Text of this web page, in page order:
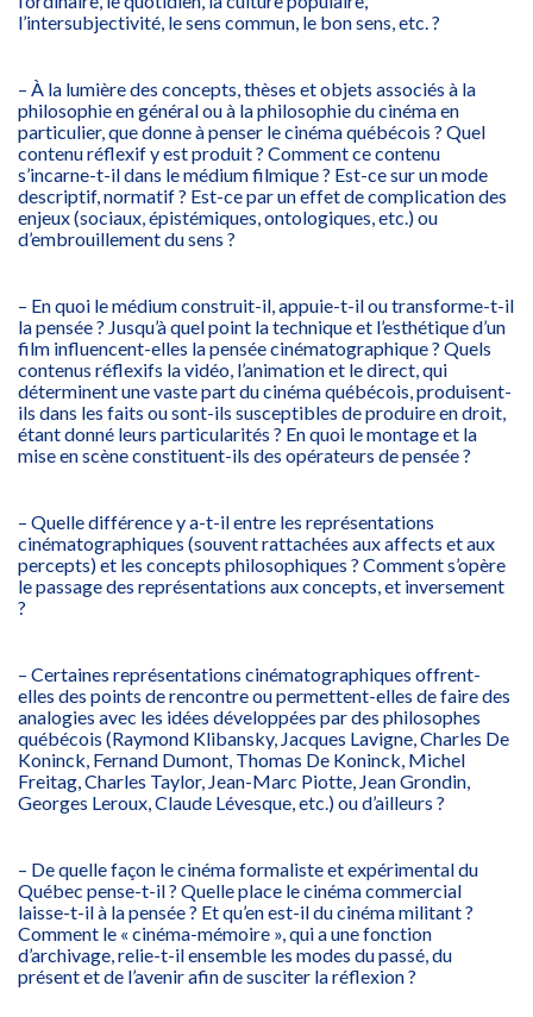
l’intersubjectivité, le sens commun, le bon sens, etc. ?
– À la lumière des concepts, thèses et objets associés à la
philosophie en général ou à la philosophie du cinéma en
particulier, que donne à penser le cinéma québécois ? Quel
contenu réflexif y est produit ? Comment ce contenu
s’incarne-t-il dans le médium filmique ? Est-ce sur un mode
descriptif, normatif ? Est-ce par un effet de complication des
enjeux (sociaux, épistémiques, ontologiques, etc.) ou
d’embrouillement du sens ?
– En quoi le médium construit-il, appuie-t-il ou transforme-t-il
la pensée ? Jusqu’à quel point la technique et l’esthétique d’un
film influencent-elles la pensée cinématographique ? Quels
contenus réflexifs la vidéo, l’animation et le direct, qui
déterminent une vaste part du cinéma québécois, produisent-
ils dans les faits ou sont-ils susceptibles de produire en droit,
étant donné leurs particularités ? En quoi le montage et la
mise en scène constituent-ils des opérateurs de pensée ?
– Quelle différence y a-t-il entre les représentations
cinématographiques (souvent rattachées aux affects et aux
percepts) et les concepts philosophiques ? Comment s’opère
le passage des représentations aux concepts, et inversement
?
– Certaines représentations cinématographiques offrent-
elles des points de rencontre ou permettent-elles de faire des
analogies avec les idées développées par des philosophes
québécois (Raymond Klibansky, Jacques Lavigne, Charles De
Koninck, Fernand Dumont, Thomas De Koninck, Michel
Freitag, Charles Taylor, Jean-Marc Piotte, Jean Grondin,
Georges Leroux, Claude Lévesque, etc.) ou d’ailleurs ?
– De quelle façon le cinéma formaliste et expérimental du
Québec pense-t-il ? Quelle place le cinéma commercial
laisse-t-il à la pensée ? Et qu’en est-il du cinéma militant ?
Comment le « cinéma-mémoire », qui a une fonction
d’archivage, relie-t-il ensemble les modes du passé, du
présent et de l’avenir afin de susciter la réflexion ?